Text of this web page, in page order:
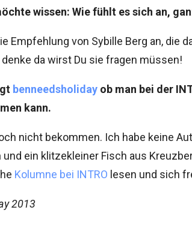
wissen: Wie fühlt es sich an,
Empfehlung von Sybille Berg an, die
da wirst Du sie fragen müssen!
benneedsholiday ob man bei der
kann.
nicht bekommen. Ich habe keine
ein klitzekleiner Fisch aus
Kolumne bei INTRO lesen und sich
2013